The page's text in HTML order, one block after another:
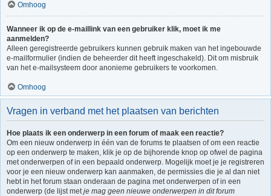
Omhoog
Wanneer ik op de e-maillink van een gebruiker klik, moet ik me
aanmelden?
Alleen geregistreerde gebruikers kunnen gebruik maken van het ingebouwde
e-mailformulier (indien de beheerder dit heeft ingeschakeld). Dit om misbruik
van het e-mailsysteem door anonieme gebruikers te voorkomen.
Omhoog
Vragen in verband met het plaatsen van berichten
Hoe plaats ik een onderwerp in een forum of maak een reactie?
Om een nieuw onderwerp in één van de forums te plaatsen of om een reactie
op een onderwerp te maken, klik je op de bijhorende knop op ofwel de pagina
met onderwerpen of in een bepaald onderwerp. Mogelijk moet je je registreren
voor je een nieuw onderwerp kan aanmaken, de permissies die je al dan niet
hebt in het forum staan onderaan de pagina met onderwerpen of in een
onderwerp (de lijst metje mag geen nieuwe onderwerpen in dit forum